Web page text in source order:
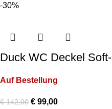
-30%
Duck WC Deckel Soft-
Auf Bestellung
€142,00 € 99,00